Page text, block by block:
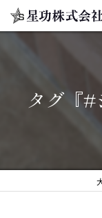
タグ『